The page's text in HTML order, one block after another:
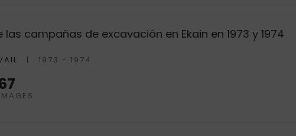
campañas de excavación en Ekain en 1973 y 1974
1973 - 1974